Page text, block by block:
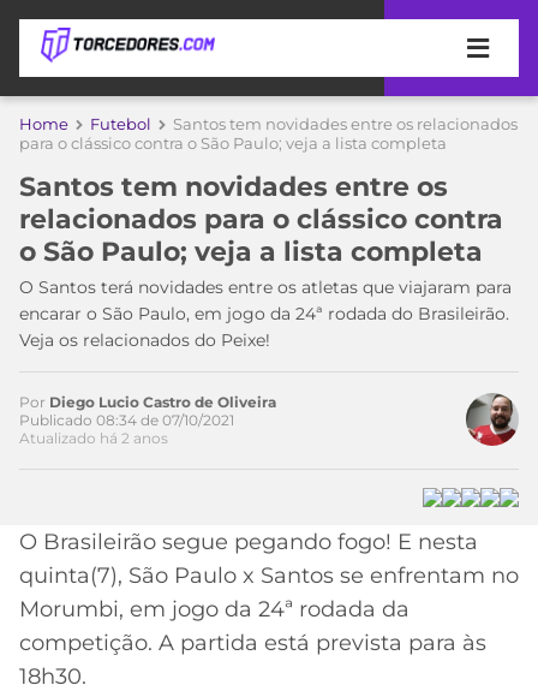
APOSTAS
DE
APOSTA
MELHORES
SITES
DE
APOSTAS
2026
CÓDIGO
DE
INDICAÇÃO
BET365
COPA
DO
MUNDO
TIMES
MEU
TIME
CORINTHIANS
SÃO
CAMPEONATOS
A
LIBERTADORES
MERCADO
DA
BOLA
Home Futebol
Santos tem novidades entre os relacionados
para o clássico contra o São Paulo; veja a lista completa
Santos tem novidades entre os
relacionados para o clássico contra
o São Paulo; veja a lista completa
O Santos terá novidades entre os atletas que viajaram para
encarar o São Paulo, em jogo da 24ª rodada do Brasileirão.
Veja os relacionados do Peixe!
Acesse o perfil do autor
Por Diego Lucio Castro de Oliveira
Publicado 08:34 de 07/10/2021
Atualizado há 2 anos
O Brasileirão segue pegando fogo! E nesta
quinta(7), São Paulo x Santos se enfrentam no
Morumbi, em jogo da 24ª rodada da
competição. A partida está prevista para às
18h30.